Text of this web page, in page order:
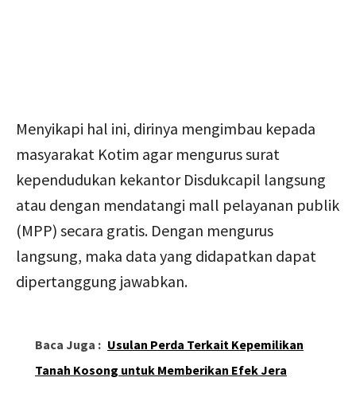
Menyikapi hal ini, dirinya mengimbau kepada
masyarakat Kotim agar mengurus surat
kependudukan kekantor Disdukcapil langsung
atau dengan mendatangi mall pelayanan publik
(MPP) secara gratis. Dengan mengurus
langsung, maka data yang didapatkan dapat
dipertanggung jawabkan.
Baca Juga : Usulan Perda Terkait Kepemilikan
Tanah Kosong untuk Memberikan Efek Jera